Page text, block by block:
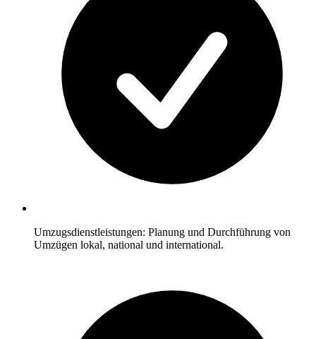
Umzugsdienstleistungen: Planung und Durchführung von
Umzügen lokal, national und international.